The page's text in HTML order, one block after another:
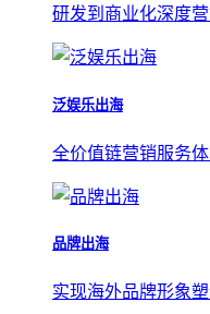
研发到商业化深度
泛娱乐出海
全价值链营销服务
品牌出海
实现海外品牌形象